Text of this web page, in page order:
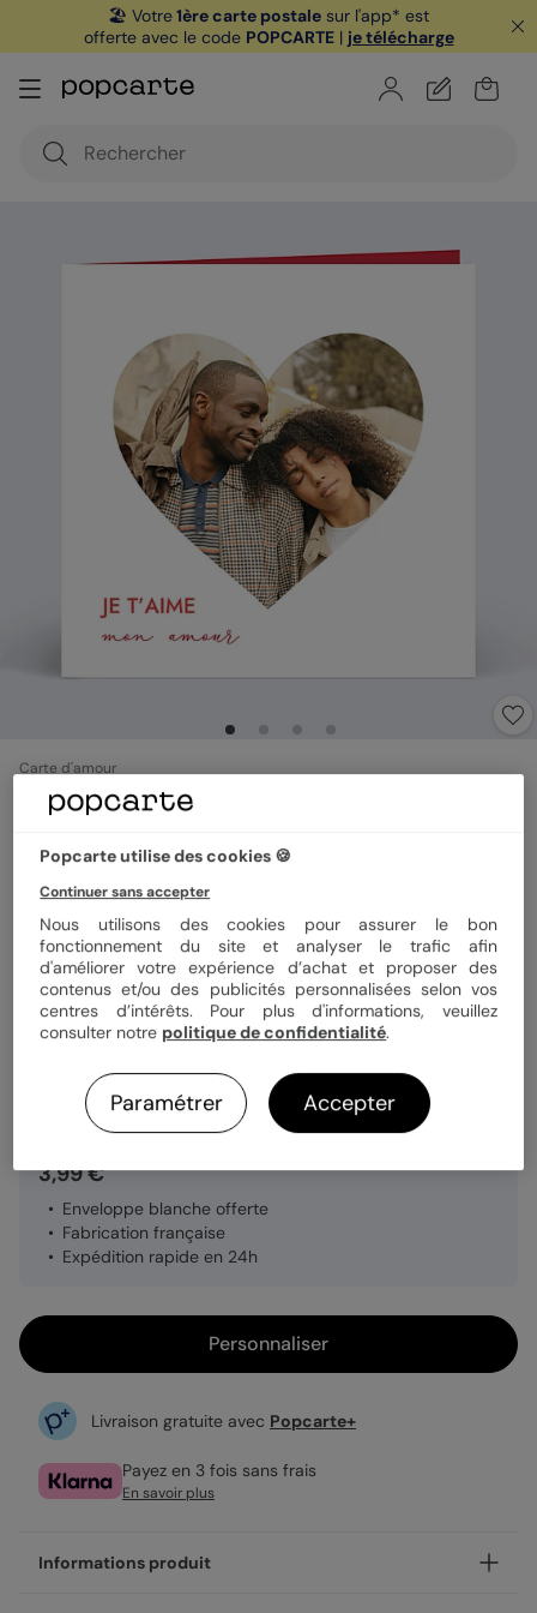
🏖️ Votre1ère carte postale sur l'app* est
offerte avec le code POPCARTE| je télécharge
Carte d'amour
Photo coeur
Format
Papier Papier Satiné
Quantité 1 carte
3,99 €
Enveloppe blanche offerte
Fabrication française
Expédition rapide en 24h
Personnaliser
Livraison gratuite avec Popcarte+
Payez en 3 fois sans frais
En savoir plus
Informations produit
Popcarte utilise des cookies 🍪
Continuer sans accepter
Nous utilisons des cookies pour assurer le bon
fonctionnement du site et analyser le trafic afin
d'améliorer votre expérience d’achat et proposer des
contenus et/ou des publicités personnalisées selon vos
centres d’intérêts. Pour plus d'informations, veuillez
consulter notre politique de confidentialité.
Paramétrer Accepter